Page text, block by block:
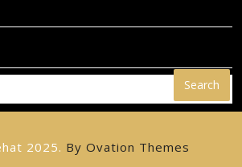
Search
2025. By Ovation Themes